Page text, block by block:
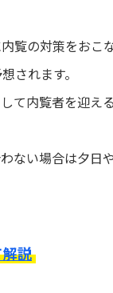
覧の対策をおこ
されます。
て内覧者を迎え
ない場合は夕日
説